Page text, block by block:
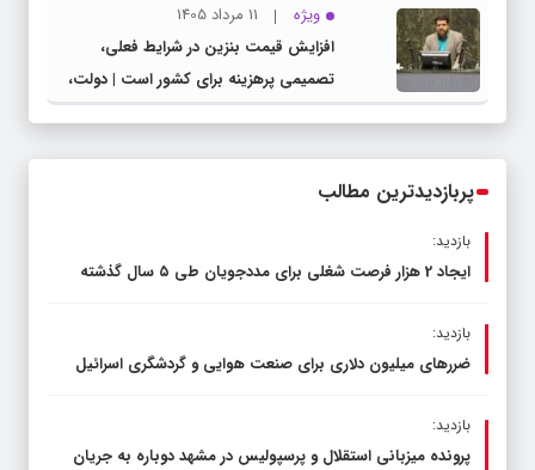
ویژه
11 مرداد 1405
افزایش قیمت بنزین در شرایط فعلی،
تصمیمی پرهزینه برای کشور است | دولت،
قاچاق سوخت و عوامل اصلی ناترازی را
پربازدیدترین مطالب
بازدید:
ایجاد 2 هزار فرصت شغلی برای مددجویان طی ۵ سال گذشته
بازدید:
ضررهای میلیون دلاری برای صنعت هوایی و گردشگری اسرائیل
بازدید:
پرونده میزبانی استقلال و پرسپولیس در مشهد دوباره به جریان